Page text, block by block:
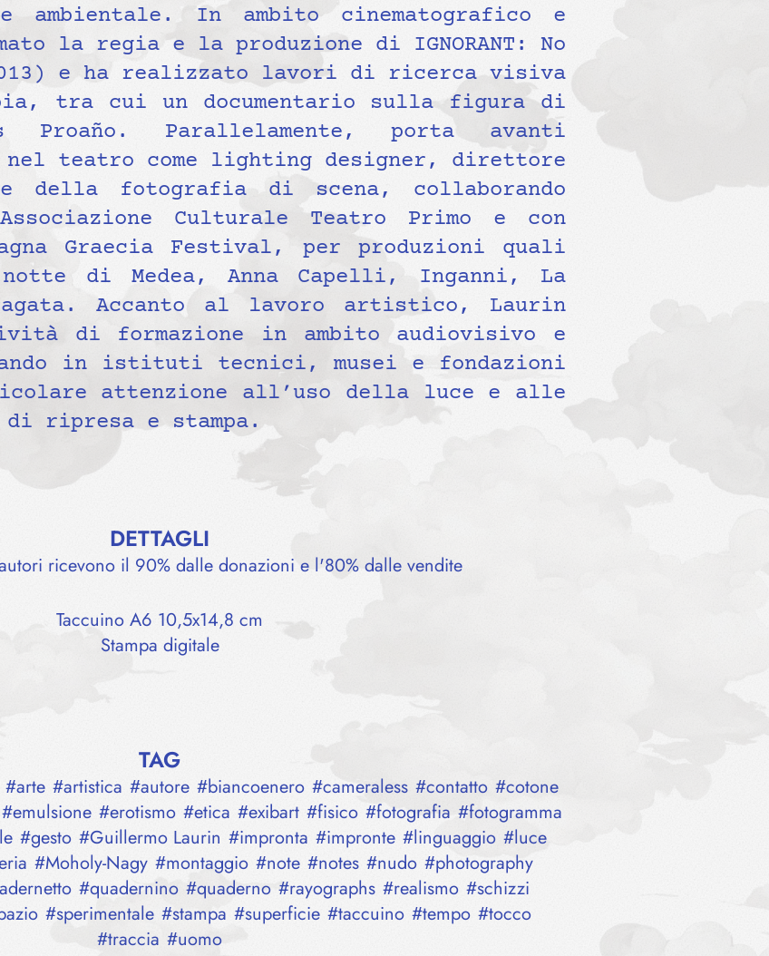
ambientale. In ambito cinematografico e
la regia e la produzione di IGNORANT: No
e ha realizzato lavori di ricerca visiva
tra cui un documentario sulla figura di
Proaño. Parallelamente, porta avanti
teatro come lighting designer, direttore
della fotografia di scena, collaborando
Culturale Teatro Primo e con
Graecia Festival, per produzioni quali
di Medea, Anna Capelli, Inganni, La
Accanto al lavoro artistico, Laurin
di formazione in ambito audiovisivo e
in istituti tecnici, musei e fondazioni
attenzione all’uso della luce e alle
ripresa e stampa.
DETTAGLI
ricevono il 90% dalle donazioni e l'80% dalle vendite
Taccuino A6 10,5x14,8 cm
Stampa digitale
TAG
#arte #artistica #autore #biancoenero #cameraless #contatto #cotone
#emulsione #erotismo #etica #exibart #fisico #fotografia #fotogramma
#gesto #Guillermo Laurin #impronta #impronte #linguaggio #luce
#Moholy-Nagy #montaggio #note #notes #nudo #photography
#quadernino #quaderno #rayographs #realismo #schizzi
#sperimentale #stampa #superficie #taccuino #tempo #tocco
#traccia #uomo